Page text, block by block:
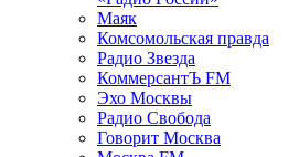
Маяк
Комсомольская правда
Радио Звезда
КоммерсантЪ FM
Эхо Москвы
Радио Свобода
Говорит Москва